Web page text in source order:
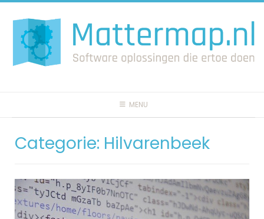
naar
inhoud
MENU
Categorie: Hilvarenbeek